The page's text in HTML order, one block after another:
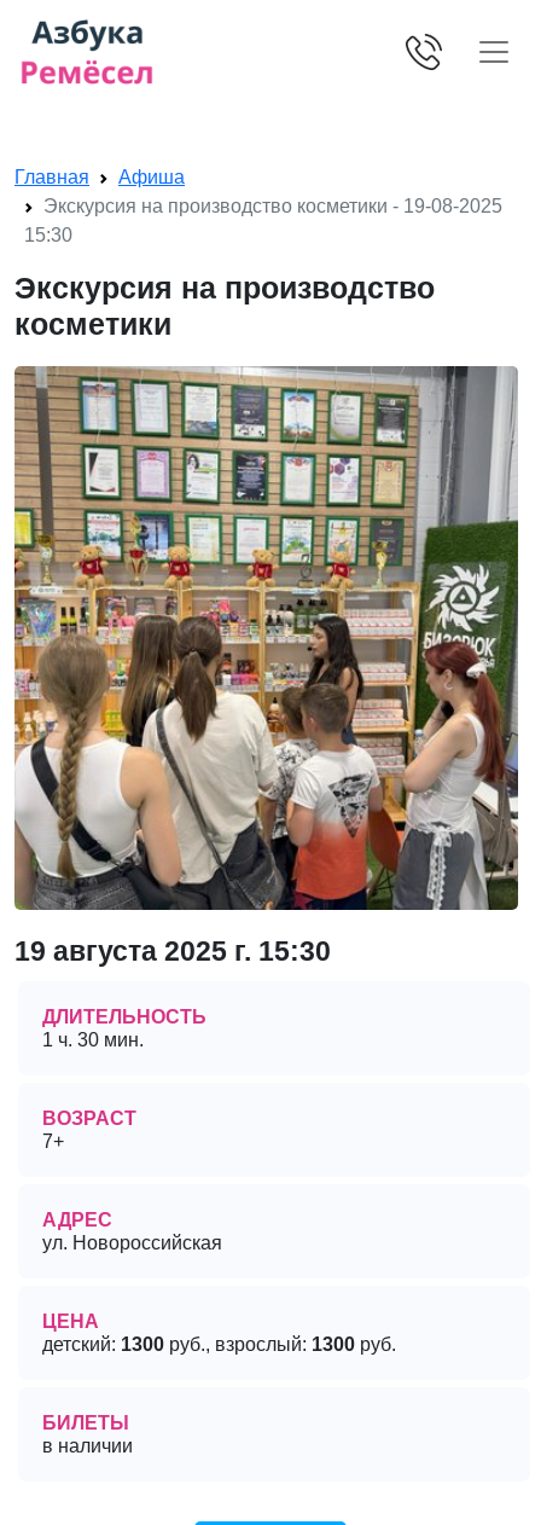
Главная
Афиша
Экскурсия на производство косметики - 19-08-2025
15:30
Экскурсия на производство
косметики
19 августа 2025 г. 15:30
ДЛИТЕЛЬНОСТЬ
1 ч. 30 мин.
ВОЗРАСТ
7+
АДРЕС
ул. Новороссийская
ЦЕНА
детский: 1300 руб., взрослый: 1300 руб.
БИЛЕТЫ
в наличии